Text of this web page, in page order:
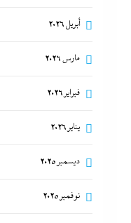
أبريل 2026
مارس 2026
فبراير 2026
يناير 2026
ديسمبر 2025
نوفمبر 2025